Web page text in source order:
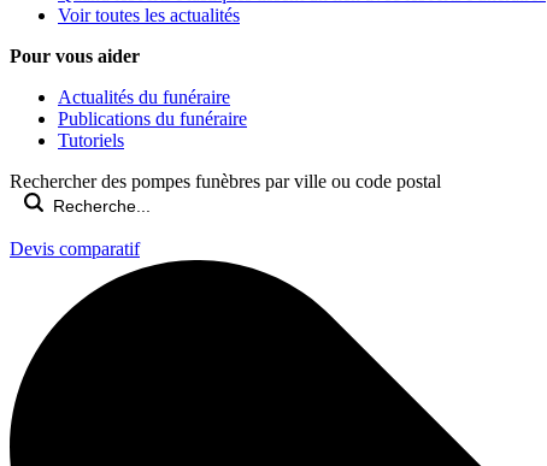
Voir toutes les actualités
Pour vous aider
Actualités du funéraire
Publications du funéraire
Tutoriels
Rechercher des pompes funèbres par ville ou code postal
Devis comparatif